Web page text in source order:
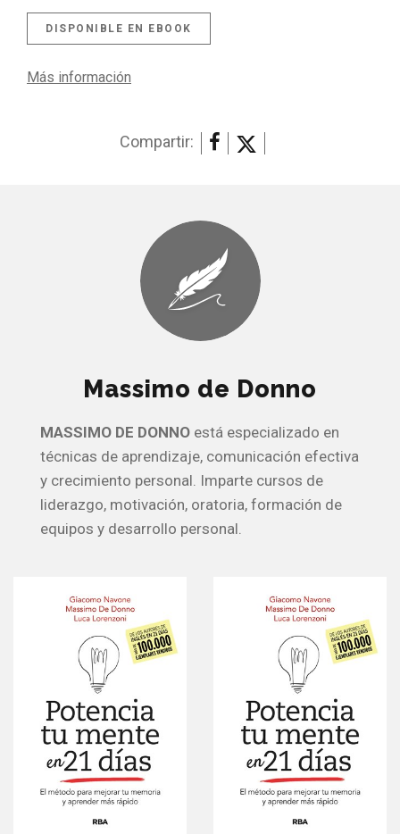
DISPONIBLE EN EBOOK
Más información
Compartir:
Massimo de Donno
MASSIMO DE DONNOestá especializado en
técnicas de aprendizaje, comunicación efectiva
y crecimiento personal. Imparte cursos de
liderazgo, motivación, oratoria, formación de
equipos y desarrollo personal.